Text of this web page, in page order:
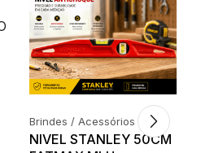
Brindes / Acessórios
NIVEL STANLEY 50CM